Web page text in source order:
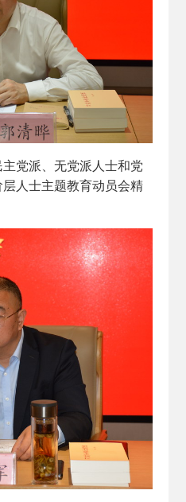
党派、无党派人士和党
人士主题教育动员会精